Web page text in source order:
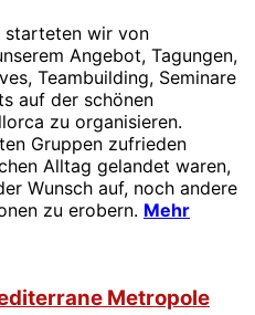
starteten wir von
Angebot, Tagungen,
Teambuilding, Seminare
auf der schönen
zu organisieren.
Gruppen zufrieden
Alltag gelandet waren,
Wunsch auf, noch andere
zu erobern. Mehr
Metropole